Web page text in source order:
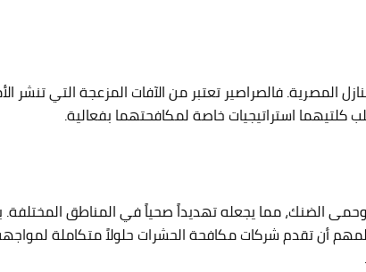
المصرية. فالصراصير تعتبر من الآفات المزعجة التي تنشر
كلتيهما استراتيجيات خاصة لمكافحتهما بفعالية.
الضنك، مما يجعله تهديداً صحياً في المناطق المختلفة.
أن تقدم شركات مكافحة الحشرات حلولاً متكاملة